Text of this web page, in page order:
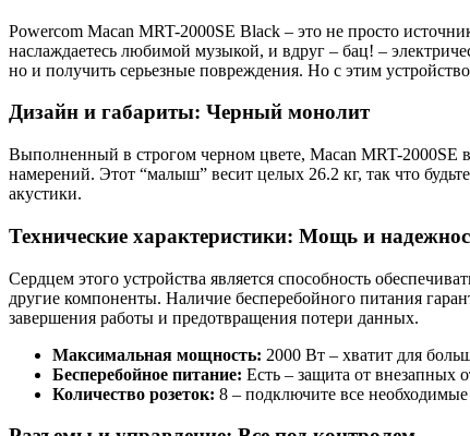
Powercom Macan MRT-2000SE Black – это не просто
наслаждаетесь любимой музыкой, и вдруг – бац! –
но и получить серьезные повреждения. Но с этим
Дизайн и габариты: Черный монолит
Выполненный в строгом черном цвете, Macan MRT-2000SE
намерений. Этот “малыш” весит целых 26.2 кг, так что
акустики.
Технические характеристики: Мощь и
Сердцем этого устройства является способность
другие компоненты. Наличие бесперебойного питания
завершения работы и предотвращения потери данных.
Максимальная мощность: 2000 Вт – хватит для
Бесперебойное питание: Есть – защита от внезапных
Количество розеток: 8 – подключите все необходимые